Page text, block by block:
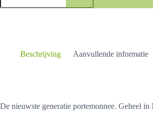
aantal
Beschrijving Aanvullende informatie
De nieuwste generatie portemonnee. Geheel